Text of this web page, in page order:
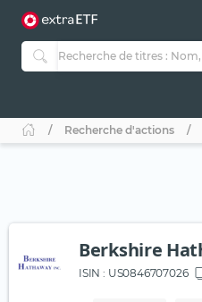
Recherche d'actions
Berkshire
ISIN : US0846707026